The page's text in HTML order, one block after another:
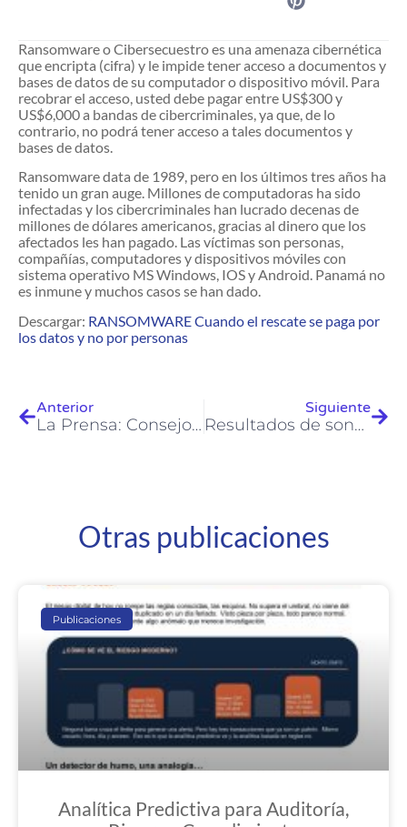
Ransomware o Cibersecuestro es una amenaza cibernética
que encripta (cifra) y le impide tener acceso a documentos y
bases de datos de su computador o dispositivo móvil. Para
recobrar el acceso, usted debe pagar entre US$300 y
US$6,000 a bandas de cibercriminales, ya que, de lo
contrario, no podrá tener acceso a tales documentos y
bases de datos.
Ransomware data de 1989, pero en los últimos tres años ha
tenido un gran auge. Millones de computadoras ha sido
infectadas y los cibercriminales han lucrado decenas de
millones de dólares americanos, gracias al dinero que los
afectados les han pagado. Las víctimas son personas,
compañías, computadores y dispositivos móviles con
sistema operativo MS Windows, IOS y Android. Panamá no
es inmune y muchos casos se han dado.
Descargar: RANSOMWARE Cuando el rescate se paga por
los datos y no por personas
Anterior
La Prensa: Consejos de seguridad al utilizar las redes sociales
Siguiente
Resultados de sondeo Privacidad de Datos Personales en Panamá: Cuando Confiar Importa.
Otras publicaciones
Publicaciones
Analítica Predictiva para Auditoría,